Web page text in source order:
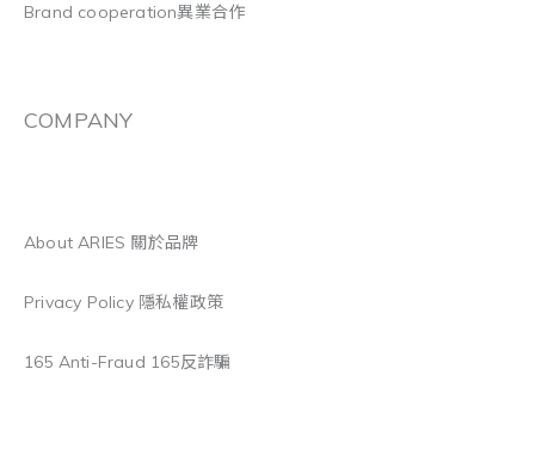
Brand cooperation異業合作
COMPANY
About ARIES 關於品牌
Privacy Policy 隱私權政策
165 Anti-Fraud 165反詐騙